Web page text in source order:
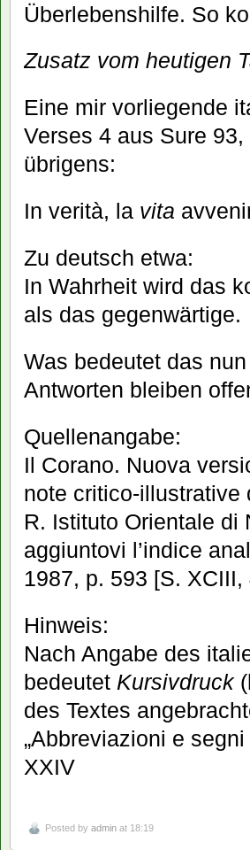
Überlebenshilfe. So
Zusatz vom heutigen
Eine mir vorliegende
Verses 4 aus Sure
übrigens:
In verità, la vita
Zu deutsch etwa:
In Wahrheit wird das
als das gegenwärtige.
Was bedeutet das
Antworten bleiben
Quellenangabe:
Il Corano. Nuova
note critico-illustrative
R. Istituto Orientale di
aggiuntovi l’indice
1987, p. 593 [S. XCIII,
Hinweis:
Nach Angabe des
bedeutet Kursivdruck
des Textes
„Abbreviazioni e
XXIV
Posted by admin at 18:19